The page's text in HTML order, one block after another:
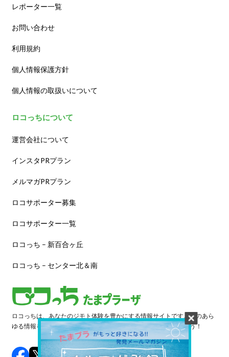
レポーター一覧
お問い合わせ
利用規約
個人情報保護方針
個人情報の取扱いについて
ロコっちについて
運営会社について
インスタPRプラン
メルマガPRプラン
ロコサポーター募集
ロコサポーター一覧
ロコっち – 新百合ヶ丘
ロコっち – センター北＆南
ロコっちは、あなたのジモト体験を豊かにする情報サイトです。街のあら
ゆる情報を収集し、日々更新しています。早速情報を探してみよう！